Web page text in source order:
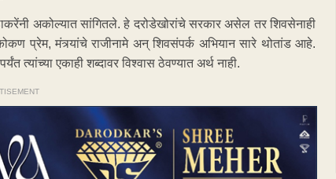
अकोल्यात सांगितले. हे दरोडेखोरांचे सरकार असेल तर शिवसेनाही
प्रेम, मंत्र्यांचे राजीनामे अन् शिवसंपर्क अभियान सारे थोतांड आहे.
त्यांच्या एकाही शब्दावर विश्वास ठेवण्यात अर्थ नाही.